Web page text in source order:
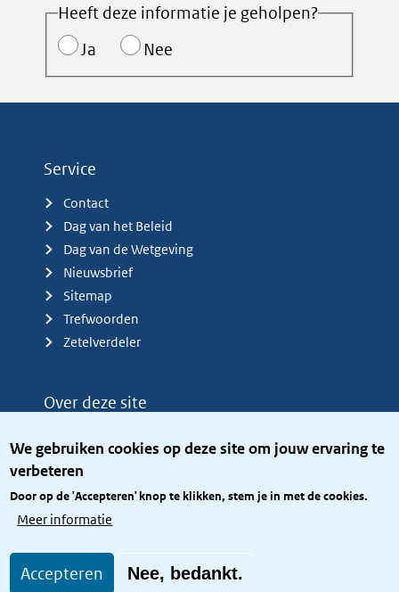
We gebruiken cookies op deze site om jouw ervaring te
verbeteren
Door op de 'Accepteren' knop te klikken, stem je in met de cookies.
Meer informatie
Accepteren Nee, bedankt.
Heeft deze informatie je geholpen?
Ja
Nee
Service
Contact
Dag van het Beleid
Dag van de Wetgeving
Nieuwsbrief
Sitemap
Trefwoorden
Zetelverdeler
Over deze site
Privacy
Toegang site openbaar
Toegankelijkheid